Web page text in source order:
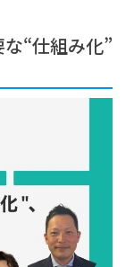
“仕組み化”